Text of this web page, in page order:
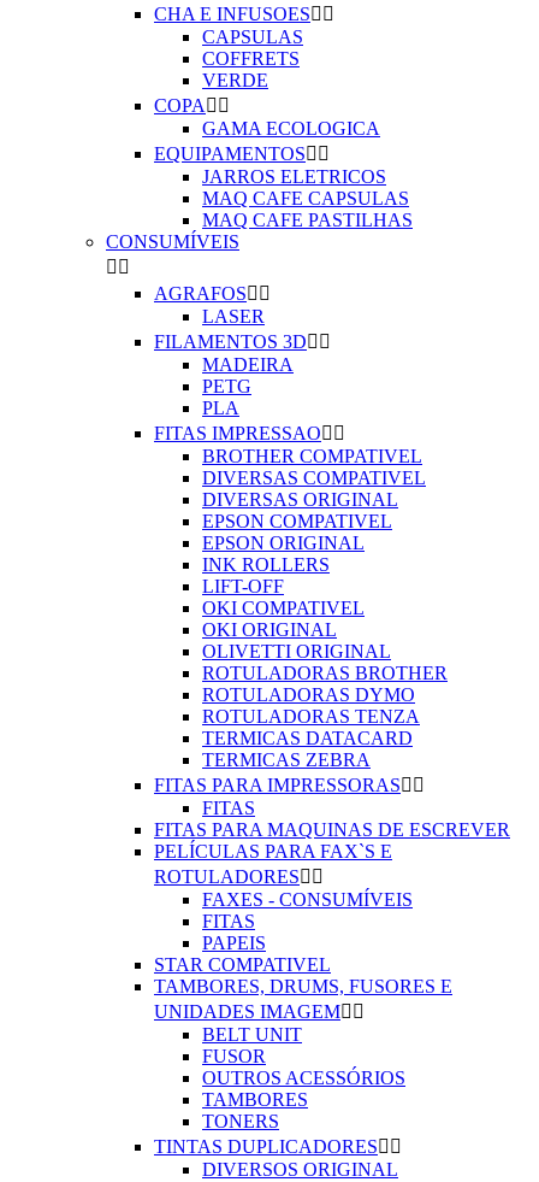
CHA E INFUSOES 
CAPSULAS
COFFRETS
VERDE
COPA  
GAMA ECOLOGICA
EQUIPAMENTOS 
JARROS ELETRICOS
MAQ CAFE CAPSULAS
MAQ CAFE PASTILHAS
CONSUMÍVEIS
 
AGRAFOS 
LASER
FILAMENTOS 3D 
MADEIRA
PETG
PLA
FITAS IMPRESSAO 
BROTHER COMPATIVEL
DIVERSAS COMPATIVEL
DIVERSAS ORIGINAL
EPSON COMPATIVEL
EPSON ORIGINAL
INK ROLLERS
LIFT-OFF
OKI COMPATIVEL
OKI ORIGINAL
OLIVETTI ORIGINAL
ROTULADORAS BROTHER
ROTULADORAS DYMO
ROTULADORAS TENZA
TERMICAS DATACARD
TERMICAS ZEBRA
FITAS PARA IMPRESSORAS 
FITAS
FITAS PARA MAQUINAS DE ESCREVER
PELÍCULAS PARA FAX`S E
ROTULADORES 
FAXES - CONSUMÍVEIS
FITAS
PAPEIS
STAR COMPATIVEL
TAMBORES, DRUMS, FUSORES E
UNIDADES IMAGEM 
BELT UNIT
FUSOR
OUTROS ACESSÓRIOS
TAMBORES
TONERS
TINTAS DUPLICADORES 
DIVERSOS ORIGINAL